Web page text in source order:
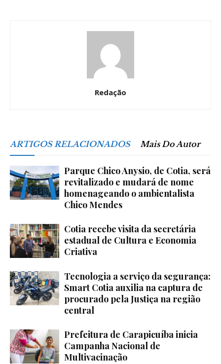
Redação
ARTIGOS RELACIONADOS Mais Do Autor
Parque Chico Anysio, de Cotia, será
revitalizado e mudará de nome
homenageando o ambientalista
Chico Mendes
Cotia recebe visita da secretária
estadual de Cultura e Economia
Criativa
Tecnologia a serviço da segurança:
Smart Cotia auxilia na captura de
procurado pela Justiça na região
central
Prefeitura de Carapicuíba inicia
Campanha Nacional de
Multivacinação